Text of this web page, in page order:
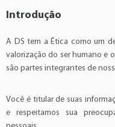
Introdução
A DS tem a Ética como um
valorização do ser humano e
são partes integrantes de
Você é titular de suas
e respeitamos sua